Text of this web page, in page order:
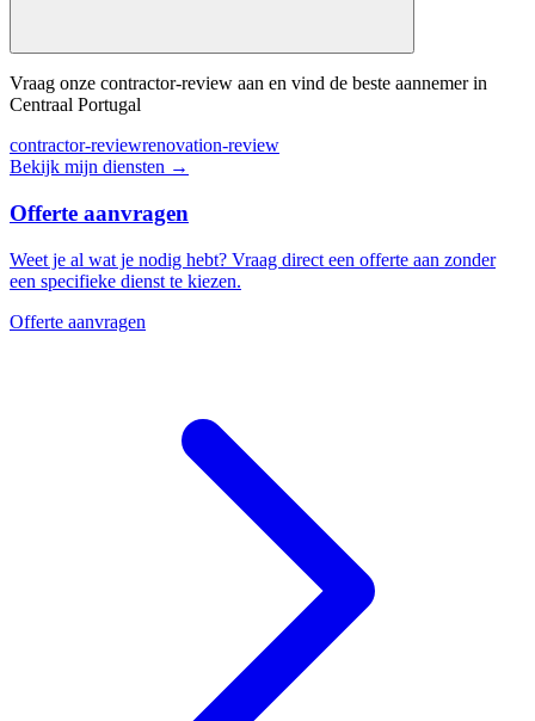
Vraag onze contractor-review aan en vind de beste aannemer in
Centraal Portugal
contractor-reviewrenovation-review
Bekijk mijn diensten →
Offerte aanvragen
Weet je al wat je nodig hebt? Vraag direct een offerte aan zonder
een specifieke dienst te kiezen.
Offerte aanvragen